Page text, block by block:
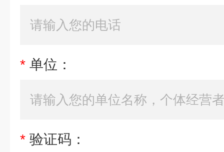
* 单位：
* 验证码：